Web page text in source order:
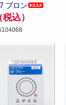
ブロン
込）